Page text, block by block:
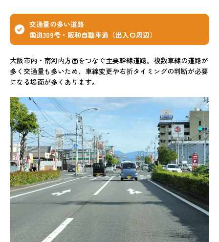
交通量の多い道路
国道309号・阪和自動車道（出入口周辺）
大阪市内・南河内方面をつなぐ主要幹線道路。複数車線の道路が
多く交通量も多いため、車線変更や右折タイミングの判断が必要
になる場面が多くあります。